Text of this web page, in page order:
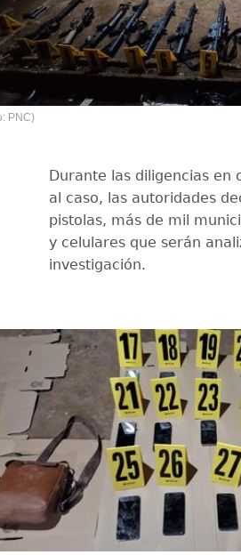
PNC)
Durante las diligencias en
al caso, las autoridades
pistolas, más de mil
y celulares que serán
investigación.